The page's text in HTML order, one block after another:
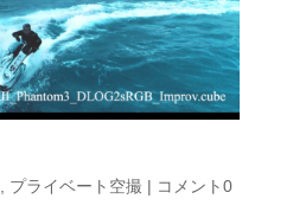
プライベート空撮 | コメント0